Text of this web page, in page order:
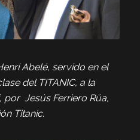
Abelé, servido en el
del TITANIC, a la
por Jesús Ferriero Rúa,
Titanic.